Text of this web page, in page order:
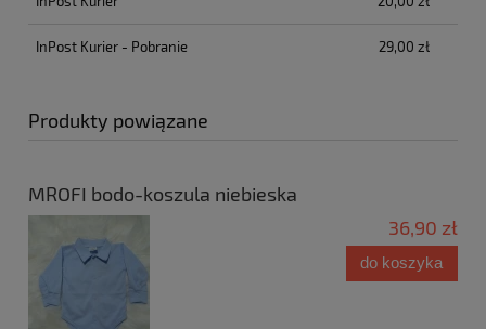
InPost Kurier - Pobranie 29,00 zł
Produkty powiązane
MROFI bodo-koszula niebieska
36,90 zł
do koszyka